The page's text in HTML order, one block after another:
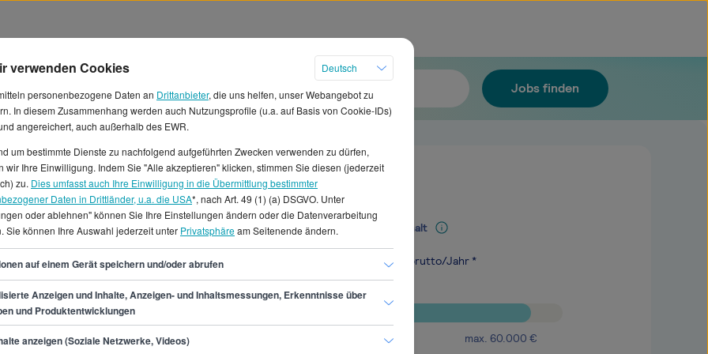
Jobs finden
in München
als Software Test
17 € in der Stunde und 4.141
zwischen
Stellenanzeigen für
auf StepStone.Ob
Vollzeitjob, auf
in München zahlreiche
Mediangehalt
49.700€ brutto/Jahr *
max. 60.000 €
verwenden Cookies
Deutsch
personenbezogene Daten an Drittanbieter, die uns helfen, unser Webangebot zu
In diesem Zusammenhang werden auch Nutzungsprofile (u.a. auf Basis von Cookie-IDs)
angereichert, auch außerhalb des EWR.
um bestimmte Dienste zu nachfolgend aufgeführten Zwecken verwenden zu dürfen,
wir Ihre Einwilligung. Indem Sie "Alle akzeptieren" klicken, stimmen Sie diesen (jederzeit
zu. Dies umfasst auch Ihre Einwilligung in die Übermittlung bestimmter
Daten in Drittländer, u.a. die USA*, nach Art. 49 (1) (a) DSGVO. Unter
oder ablehnen" können Sie Ihre Einstellungen ändern oder die Datenverarbeitung
Sie können Ihre Auswahl jederzeit unter Privatsphäream Seitenende ändern.
auf einem Gerät speichern und/oder abrufen
Anzeigen und Inhalte, Anzeigen- und Inhaltsmessungen, Erkenntnisse über
und Produktentwicklungen
anzeigen (Soziale Netzwerke, Videos)